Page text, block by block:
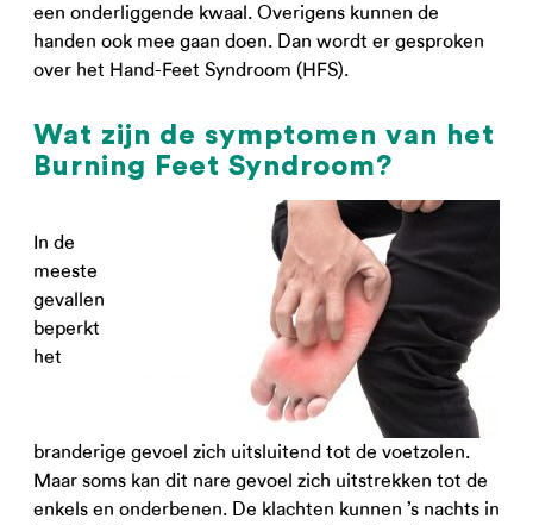
een onderliggende kwaal. Overigens kunnen de
handen ook mee gaan doen. Dan wordt er gesproken
over het Hand-Feet Syndroom (HFS).
Wat zijn de symptomen van het
Burning Feet Syndroom?
In de
meeste
gevallen
beperkt
het
branderige gevoel zich uitsluitend tot de voetzolen.
Maar soms kan dit nare gevoel zich uitstrekken tot de
enkels en onderbenen. De klachten kunnen ’s nachts in